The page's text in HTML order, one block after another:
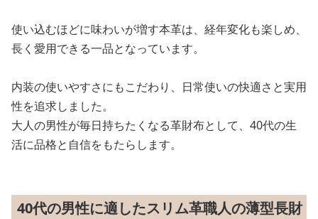
使い込むほどに味わいが増す本革は、経年変化も楽しめ、
長く愛用できる一品となっています。
内装の使いやすさにもこだわり、日常使いの快適さと実用
性を追求しました。
大人の男性が毎日持ちたくなる革財布として、40代の生
活に品格と自信をもたらします。
40代の男性に適したスリム革職人の薄型長財